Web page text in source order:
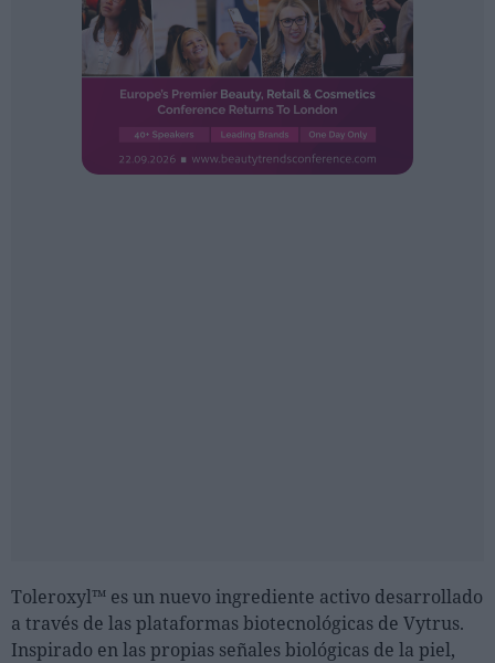
Registrarse
EN
Toleroxyl™ es un nuevo ingrediente activo desarrollado
a través de las plataformas biotecnológicas de Vytrus.
Inspirado en las propias señales biológicas de la piel,